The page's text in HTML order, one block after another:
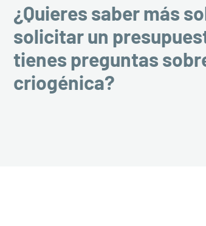
¿Quieres saber más
solicitar un
tienes preguntas
criogénica?